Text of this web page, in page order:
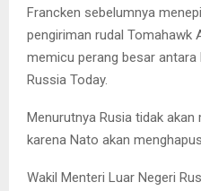
Francken sebelumnya
pengiriman rudal Tomahawk
memicu perang besar antara
Russia Today.
Menurutnya Rusia tidak akan
karena Nato akan
Wakil Menteri Luar Negeri